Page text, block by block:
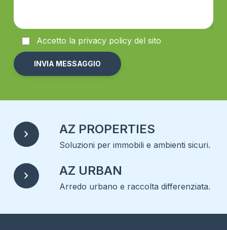
Accetto la privacypolicy del sito
chevron_right AZ PROPERTIES
Soluzioni per immobili e ambienti sicuri.
chevron_right AZ URBAN
Arredo urbano e raccolta differenziata.